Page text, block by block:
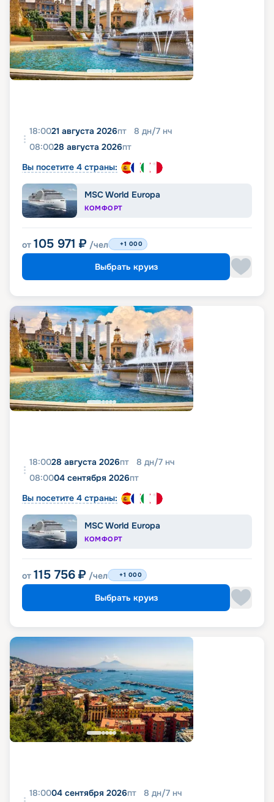
18:0021 августа 2026пт 8 дн/7 нч
08:0028 августа 2026пт
Вы посетите 4 страны:
MSC World Europa
КОМФОРТ
от 105 971 ₽ /чел +1 000
Выбрать круиз
18:0028 августа 2026пт 8 дн/7 нч
08:0004 сентября 2026пт
Вы посетите 4 страны:
MSC World Europa
КОМФОРТ
от 115 756 ₽ /чел +1 000
Выбрать круиз
18:0004 сентября 2026пт 8 дн/7 нч